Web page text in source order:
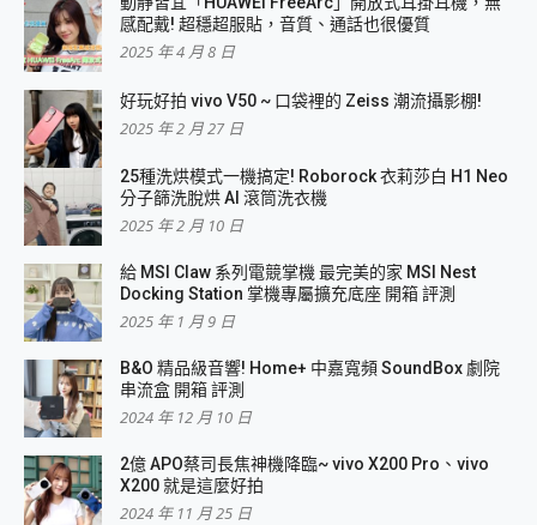
感配戴! 超穩超服貼，音質、通話也很優質
2025 年 4 月 8 日
好玩好拍 vivo V50 ~ 口袋裡的 Zeiss 潮流攝影棚!
2025 年 2 月 27 日
25種洗烘模式一機搞定! Roborock 衣莉莎白 H1 Neo
分子篩洗脫烘 AI 滾筒洗衣機
2025 年 2 月 10 日
給 MSI Claw 系列電競掌機 最完美的家 MSI Nest
Docking Station 掌機專屬擴充底座 開箱 評測
2025 年 1 月 9 日
B&O 精品級音響! Home+ 中嘉寬頻 SoundBox 劇院
串流盒 開箱 評測
2024 年 12 月 10 日
2億 APO蔡司長焦神機降臨~ vivo X200 Pro、vivo
X200 就是這麼好拍
2024 年 11 月 25 日